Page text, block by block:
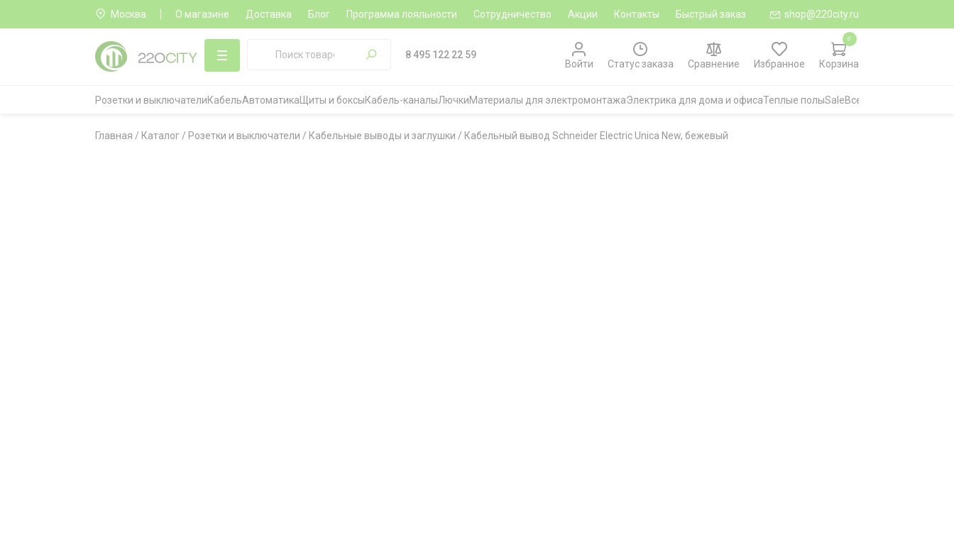
Москва О магазине Доставка Блог Программа лояльности Сотрудничество Акции Контакты Быстрый заказ shop@220city.ru
8 495 122 22 59
Войти
Статус заказа Сравнение Избранное Корзина
0
Розетки и выключателиКабельАвтоматика Щиты и боксыКабель-каналыЛючкиМатериалы для электромонтажаЭлектрика для дома и офисаТеплые полыSaleВсе категории
Главная / Каталог / Розетки и выключатели / Кабельные выводы и заглушки / Кабельный вывод Schneider Electric Unica New, бежевый